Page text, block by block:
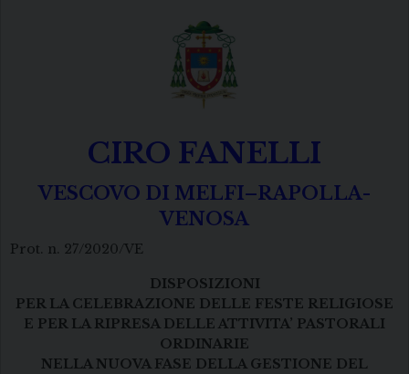
CIRO FANELLI
VESCOVO DI MELFI–RAPOLLA-
VENOSA
Prot. n. 27/2020/VE
DISPOSIZIONI
PER LA CELEBRAZIONE DELLE FESTE RELIGIOSE
E PER LA RIPRESA DELLE ATTIVITA’ PASTORALI
ORDINARIE
NELLA NUOVA FASE DELLA GESTIONE DEL